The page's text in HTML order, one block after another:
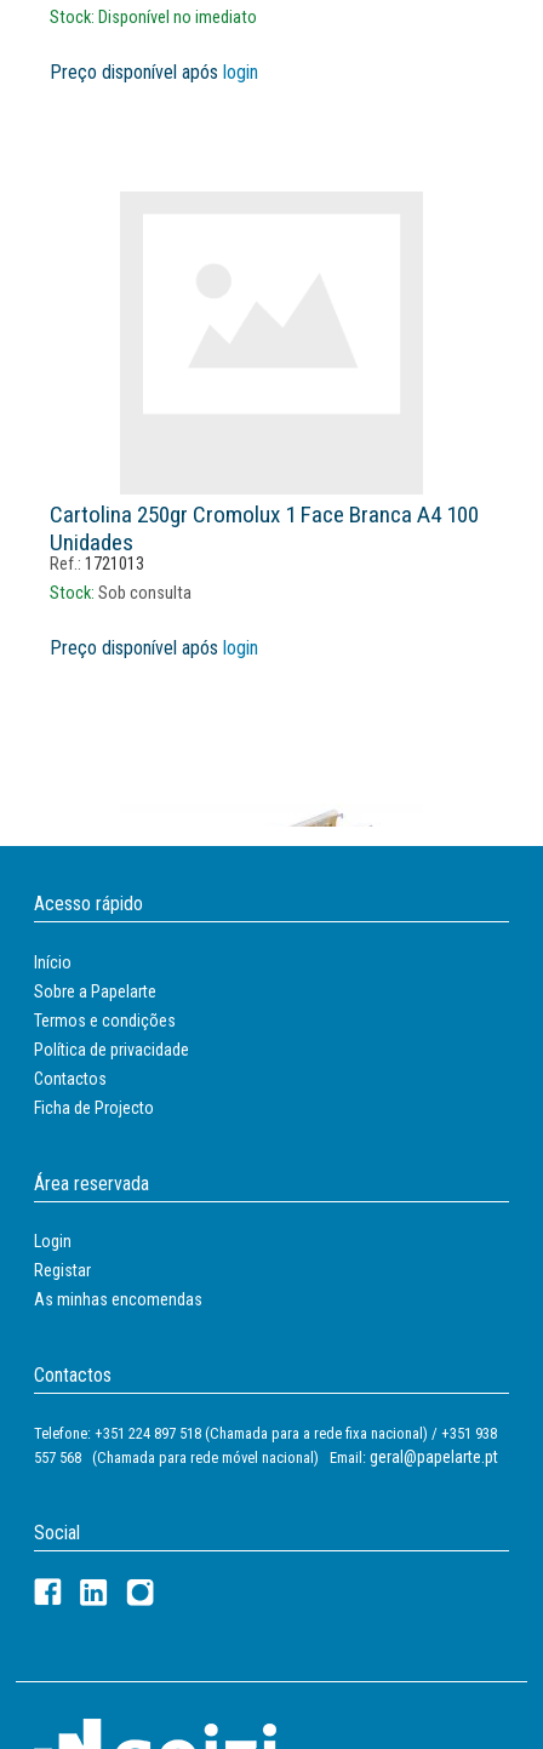
Stock: Disponível no imediato
Preço disponível após login
Cartolina 250gr Cromolux 1 Face Branca A4 100
Unidades
Ref.: 1721013
Stock: Sob consulta
Preço disponível após login
Capas De Suspensao Fade Tiki Folio Visor
Superior 290 Mm Efeito Lupa Kraft Eco 230 G/m
Stock:Disponível de 3 a 5 dias
G/m Lombada V
Ref.:63108
Acesso rápido
Início
Sobre a Papelarte
Termos e condições
Política de privacidade
Contactos
Ficha de Projecto
Área reservada
Login
Registar
As minhas encomendas
Contactos
Telefone: +351 224 897 518 (Chamada para a rede fixa nacional) / +351 938
557 568 (Chamada para rede móvel nacional) Email: geral@papelarte.pt
Social